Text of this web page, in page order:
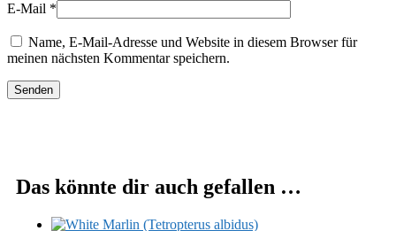
E-Mail *
Name, E-Mail-Adresse und Website in diesem Browser für
meinen nächsten Kommentar speichern.
Das könnte dir auch gefallen …